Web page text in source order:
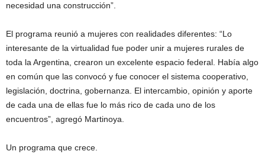
necesidad una construcción”.
El programa reunió a mujeres con realidades diferentes: “Lo
interesante de la virtualidad fue poder unir a mujeres rurales de
toda la Argentina, crearon un excelente espacio federal. Había algo
en común que las convocó y fue conocer el sistema cooperativo,
legislación, doctrina, gobernanza. El intercambio, opinión y aporte
de cada una de ellas fue lo más rico de cada uno de los
encuentros”, agregó Martinoya.
Un programa que crece.